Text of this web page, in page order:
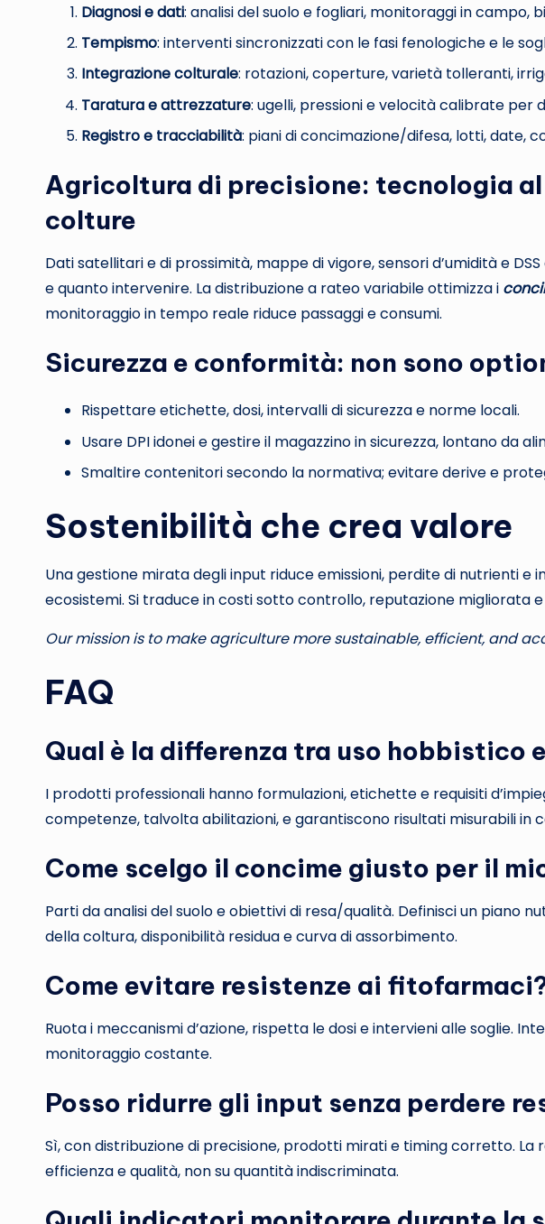
Diagnosi e dati: analisi del suolo e fogliari, monitoraggi in campo,
Tempismo: interventi sincronizzati con le fasi fenologiche e le
Integrazione colturale: rotazioni, coperture, varietà tolleranti,
Taratura e attrezzature: ugelli, pressioni e velocità calibrate per
Registro e tracciabilità: piani di concimazione/difesa, lotti, date,
Agricoltura di precisione: tecnologia
colture
Dati satellitari e di prossimità, mappe di vigore, sensori d’umidità e
e quanto intervenire. La distribuzione a rateo variabile ottimizza i
monitoraggio in tempo reale riduce passaggi e consumi.
Sicurezza e conformità: non sono
Rispettare etichette, dosi, intervalli di sicurezza e norme locali.
Usare DPI idonei e gestire il magazzino in sicurezza, lontano da
Smaltire contenitori secondo la normativa; evitare derive e
Sostenibilità che crea valore
Una gestione mirata degli input riduce emissioni, perdite di nutrienti e
ecosistemi. Si traduce in costi sotto controllo, reputazione migliorata
Our mission is to make agriculture more sustainable, efficient, and
FAQ
Qual è la differenza tra uso hobbistico
I prodotti professionali hanno formulazioni, etichette e requisiti
competenze, talvolta abilitazioni, e garantiscono risultati misurabili in
Come scelgo il concime giusto per il
Parti da analisi del suolo e obiettivi di resa/qualità. Definisci un piano
della coltura, disponibilità residua e curva di assorbimento.
Come evitare resistenze ai
Ruota i meccanismi d’azione, rispetta le dosi e intervieni alle soglie.
monitoraggio costante.
Posso ridurre gli input senza perdere
Sì, con distribuzione di precisione, prodotti mirati e timing corretto. La
efficienza e qualità, non su quantità indiscriminata.